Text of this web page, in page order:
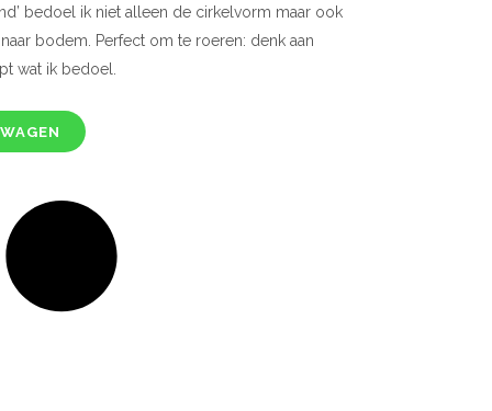
bedoel ik niet alleen de cirkelvorm maar ook
bodem. Perfect om te roeren: denk aan
wat ik bedoel.